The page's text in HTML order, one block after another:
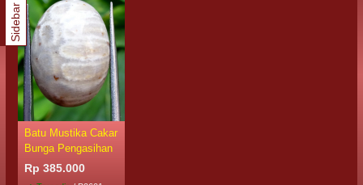
Batu Mustika Cakar
Bunga Pengasihan
Rp 385.000
Sidebar